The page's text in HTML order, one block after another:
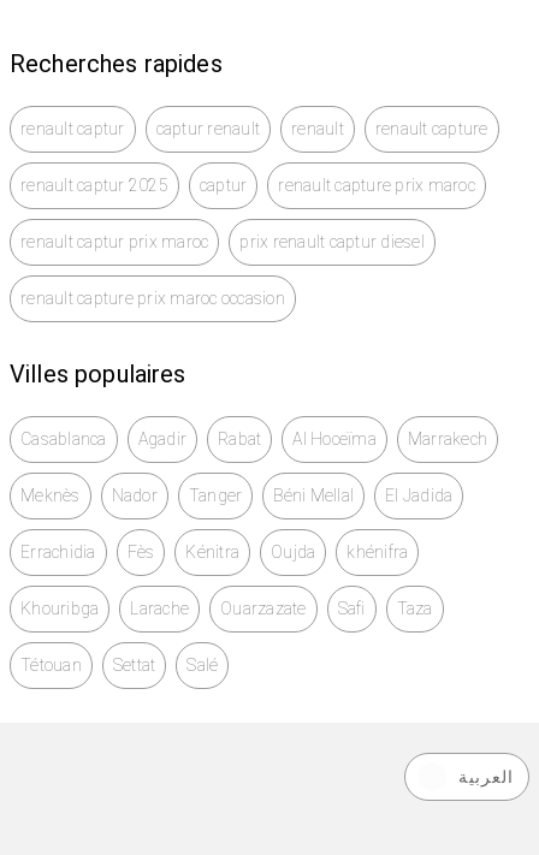
Recherches rapides
renault captur captur renault renault renault capture
renault captur 2025 captur renault capture prix maroc
renault captur prix maroc prix renault captur diesel
renault capture prix maroc occasion
Villes populaires
Casablanca Agadir Rabat Al Hoceïma Marrakech
Meknès Nador Tanger Béni Mellal El Jadida
Errachidia Fès Kénitra Oujda khénifra
Khouribga Larache Ouarzazate Safi Taza
Tétouan Settat Salé
العربية